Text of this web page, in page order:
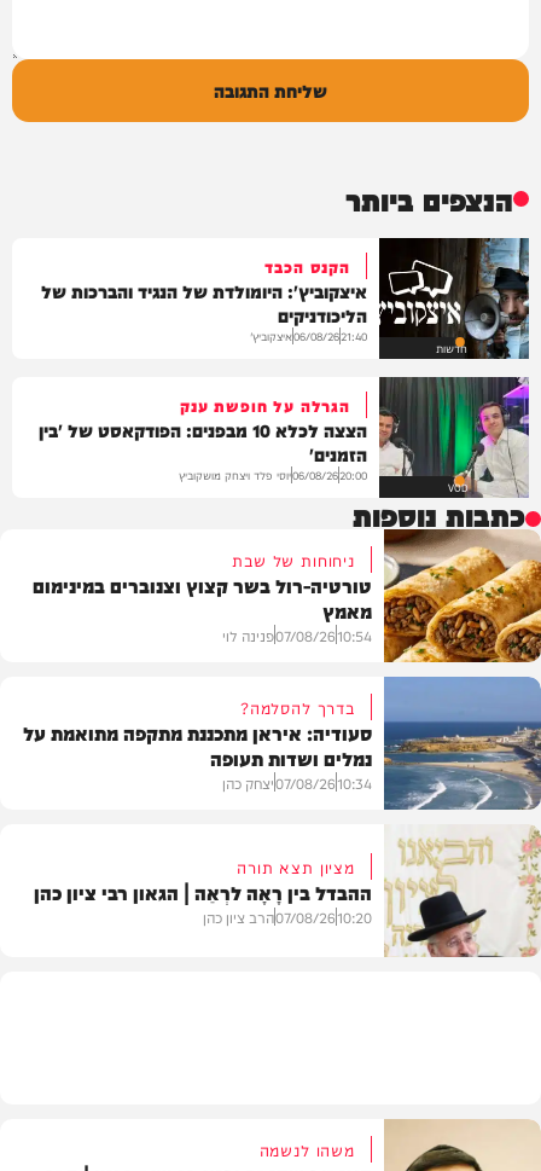
שליחת התגובה
הנצפים ביותר
חדשות
הקנס הכבד
איצקוביץ': היומולדת של הנגיד והברכות של
הליכודניקים
21:40
06/08/26איצקוביץ'
VOD
הגרלה על חופשת ענק
הצצה לכלא 10 מבפנים: הפודקאסט של 'בין
הזמנים'
20:00
06/08/26יוסי פלד ויצחק מושקוביץ
כתבות נוספות
מתכונים
ניחוחות של שבת
טורטיה-רול בשר קצוץ וצנוברים במינימום
מאמץ
10:54
07/08/26פנינה לוי
בעולם
בדרך להסלמה?
סעודיה: איראן מתכננת מתקפה מתואמת על
נמלים ושדות תעופה
10:34
07/08/26יצחק כהן
מציון תצא תורה
ההבדל בין רָאָה לרְאֵה | הגאון רבי ציון כהן
10:20
07/08/26הרב ציון כהן
משהו לנשמה